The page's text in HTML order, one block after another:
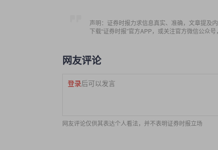
声明：证券时报力求信息真实、准确，文章提及
下载“证券时报”官方APP，或关注官方微信公众
网友评论
登录后可以发言
网友评论仅供其表达个人看法，并不表明证券时报立场